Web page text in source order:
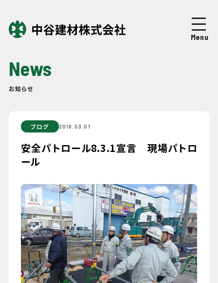
Menu
Business
Company
Recruit採用情報
079-447-4112
News
お知らせ
ブログ 2018.03.01
安全パトロール8.3.1宣言 現場パトロ
ール